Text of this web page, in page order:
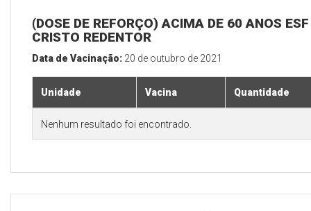
(DOSE DE REFORÇO) ACIMA DE 60 ANOS ESF
CRISTO REDENTOR
Data de Vacinação: 20 de outubro de 2021
Unidade Vacina Quantidade
Nenhum resultado foi encontrado.